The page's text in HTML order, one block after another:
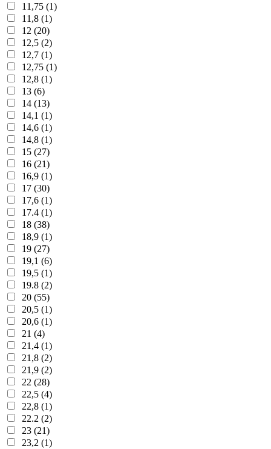
11,75 (1)
11,8 (1)
12 (20)
12,5 (2)
12,7 (1)
12,75 (1)
12,8 (1)
13 (6)
14 (13)
14,1 (1)
14,6 (1)
14,8 (1)
15 (27)
16 (21)
16,9 (1)
17 (30)
17,6 (1)
17.4 (1)
18 (38)
18,9 (1)
19 (27)
19,1 (6)
19,5 (1)
19.8 (2)
20 (55)
20,5 (1)
20,6 (1)
21 (4)
21,4 (1)
21,8 (2)
21,9 (2)
22 (28)
22,5 (4)
22,8 (1)
22.2 (2)
23 (21)
23,2 (1)